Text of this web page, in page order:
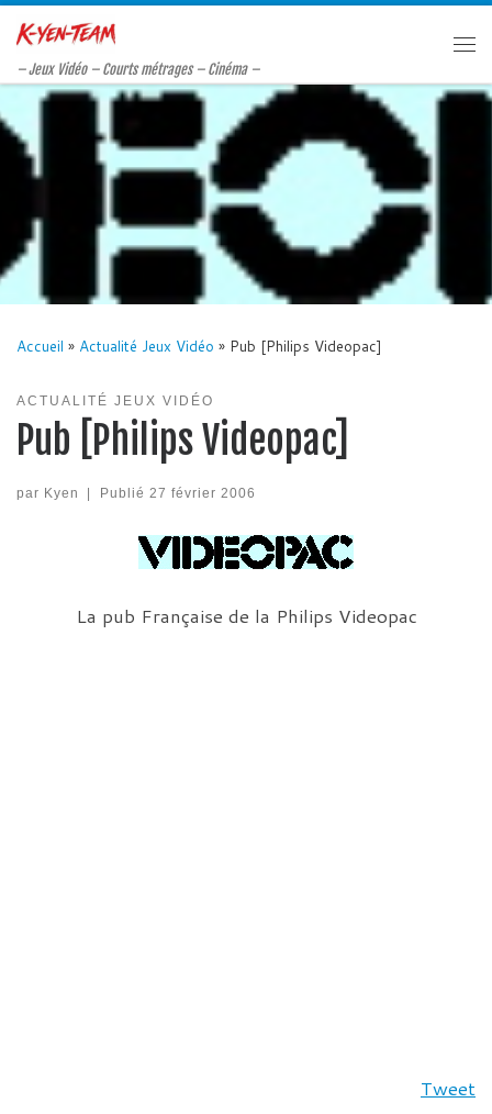
Passer au contenu
– Jeux Vidéo – Courts métrages – Cinéma –
Accueil » Actualité Jeux Vidéo » Pub [Philips Videopac]
ACTUALITÉ JEUX VIDÉO
Pub [Philips Videopac]
par Kyen Publié 27 février 2006
La pub Française de la Philips Videopac
Tweet